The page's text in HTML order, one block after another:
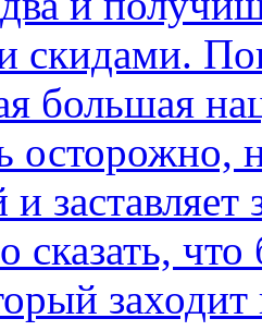
скидами.
большая
осторожно,
и